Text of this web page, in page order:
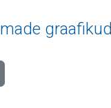
graafikud